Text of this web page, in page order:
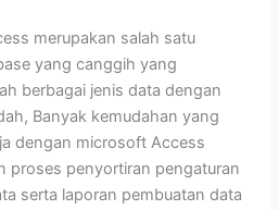
merupakan salah satu
yang canggih yang
berbagai jenis data dengan
Banyak kemudahan yang
dengan microsoft Access
proses penyortiran pengaturan
serta laporan pembuatan data